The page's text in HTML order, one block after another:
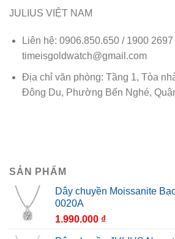
JULIUS VIỆT NAM
Liên hệ: 0906.850.650 / 1900 2697
timeisgoldwatch@gmail.com
Địa chỉ văn phòng: Tầng 1, Tòa
Đông Du, Phường Bến Nghé,
SẢN PHẨM
Dây chuyền Moissanite
0020A
1.990.000 ₫